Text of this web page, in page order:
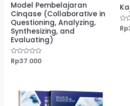
Model Pembelajaran
Cinqase (Collaborative in
Questioning, Analyzing,
Synthesizing, and
Evaluating)
Dinilai
0
Rp37.000
0
Rp